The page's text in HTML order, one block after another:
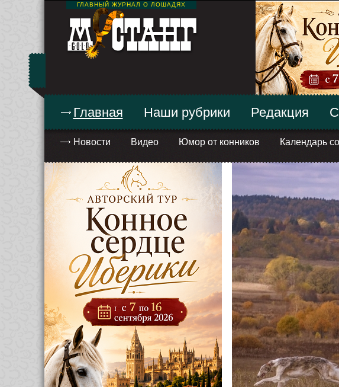
ГЛАВНЫЙ ЖУРНАЛ О ЛОШАДЯХ
Главная
Новости Видео Юмор от конников Календарь
Наши рубрики Редакция